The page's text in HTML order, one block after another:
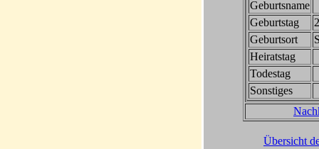
Geburtsname
Geburtstag
Geburtsort
Heiratstag
Todestag
Sonstiges
Übersicht